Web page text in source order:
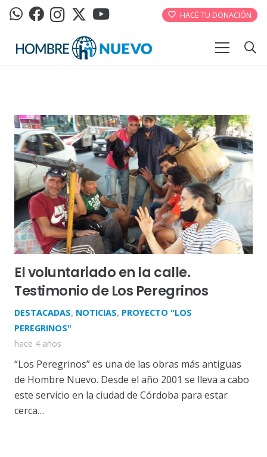
HACÉ TU DONACIÓN
El voluntariado en la calle.
Testimonio de Los Peregrinos
DESTACADAS, NOTICIAS, PROYECTO "LOS
PEREGRINOS"
hace 4 años
“Los Peregrinos” es una de las obras más antiguas
de Hombre Nuevo. Desde el año 2001 se lleva a cabo
este servicio en la ciudad de Córdoba para estar
cerca…